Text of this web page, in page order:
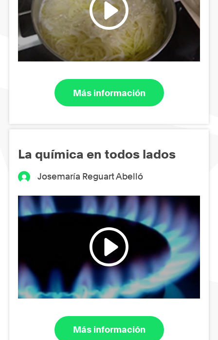
Más información
La química en todos lados
Josemaría Reguart Abelló
Más información